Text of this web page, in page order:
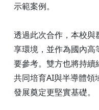
示範案例。
透過此次合作，本校
享環境，並作為國內
要參考。雙方也將持續
共同培育AI與半導體領
發展奠定更堅實基礎。